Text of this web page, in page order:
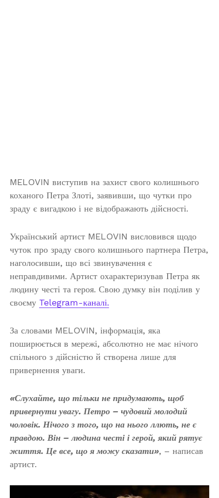
MELOVIN виступив на захист свого колишнього
коханого Петра Злоті, заявивши, що чутки про
зраду є вигадкою і не відображають дійсності.
Український артист MELOVIN висловився щодо
чуток про зраду свого колишнього партнера Петра,
наголосивши, що всі звинувачення є
неправдивими. Артист охарактеризував Петра як
людину честі та героя. Свою думку він поділив у
своєму Telegram-каналі.
За словами MELOVIN, інформація, яка
поширюється в мережі, абсолютно не має нічого
спільного з дійсністю й створена лише для
привернення уваги.
«Слухайте, що тільки не придумають, щоб
привернути увагу. Петро – чудовий молодий
чоловік. Нічого з того, що на нього ллють, не є
правдою. Він – людина честі і герой, який рятує
життя. Це все, що я можу сказати», – написав
артист.